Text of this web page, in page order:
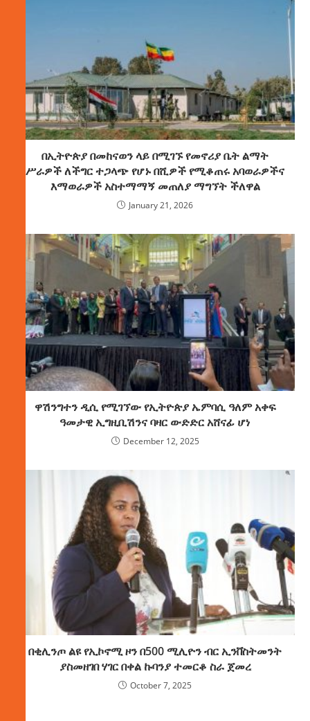
በኢትዮጵያ በመከናወን ላይ በሚገኙ የመኖሪያ ቤት ልማት
ሥራዎች ለችግር ተጋላጭ የሆኑ በሺዎች የሚቆጠሩ አባወራዎችና
እማወራዎች አስተማማኝ መጠለያ ማግኘት ችለዋል
January 21, 2026
ዋሽንግተን ዲሲ የሚገኘው የኢትዮጵያ ኤምባሲ ዓለም አቀፍ
ዓመታዊ ኢግዚቢሽንና ባዛር ውድድር አሸናፊ ሆነ
December 12, 2025
በቂሊንጦ ልዩ የኢኮኖሚ ዞን በ500 ሚሊዮን ብር ኢንቨስትመንት
ያስመዘገበ ሃገር በቀል ኩባንያ ተመርቆ ስራ ጀመረ
October 7, 2025